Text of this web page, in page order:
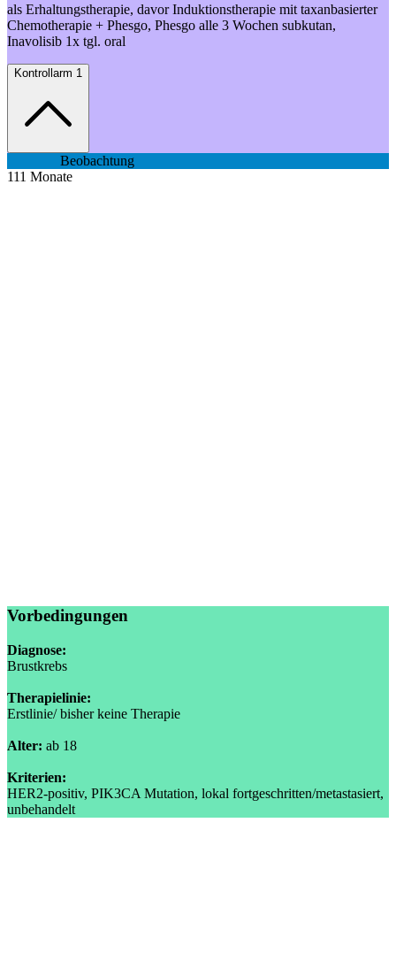
als Erhaltungstherapie, davor Induktionstherapie mit taxanbasierter
Chemotherapie + Phesgo, Phesgo alle 3 Wochen subkutan,
Inavolisib 1x tgl. oral
Kontrollarm 1
Beobachtung
111 Monate
Vorbedingungen
Diagnose:
Brustkrebs
Therapielinie:
Erstlinie/ bisher keine Therapie
Alter: ab 18
Kriterien:
HER2-positiv, PIK3CA Mutation, lokal fortgeschritten/metastasiert,
unbehandelt